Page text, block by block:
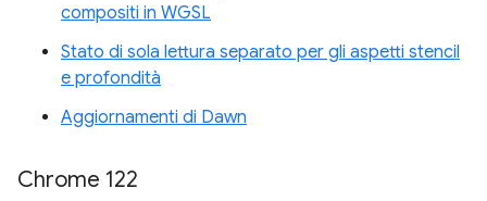
compositi in WGSL
Stato di sola lettura separato per gli aspetti stencil
e profondità
Aggiornamenti di Dawn
Chrome 122